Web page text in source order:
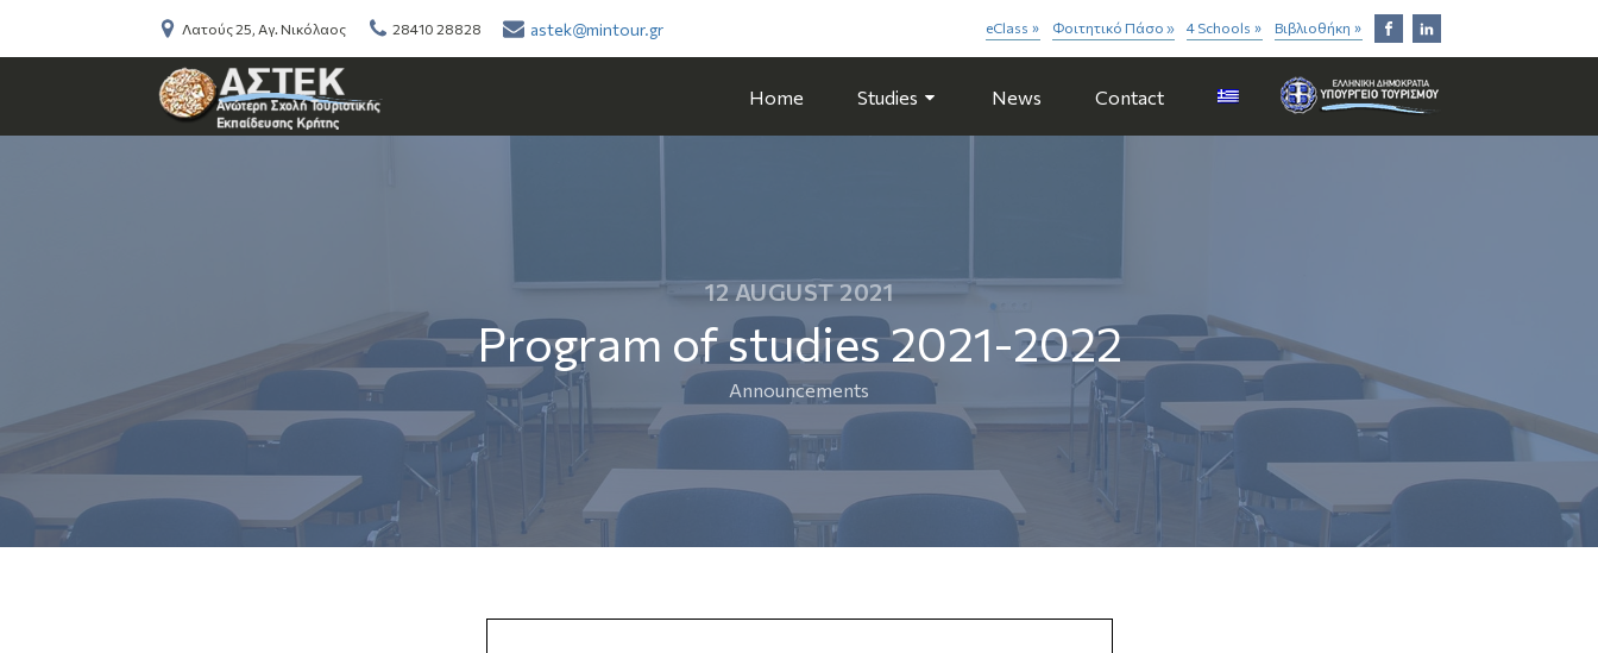
Λατούς 25, Αγ. Νικόλαος 28410 28828 astek@mintour.gr eClass » Φοιτητικό Πάσο » 4 Schools » Βιβλιοθήκη »
Home Studies News Contact
12 AUGUST 2021
Program of studies 2021-2022
Announcements